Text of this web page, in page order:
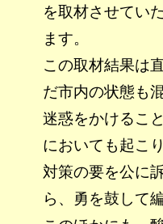
を取材させてい
ます。
この取材結果は
だ市内の状態も
迷惑をかけるこ
においても起こ
対策の要を公に
ら、勇を鼓して